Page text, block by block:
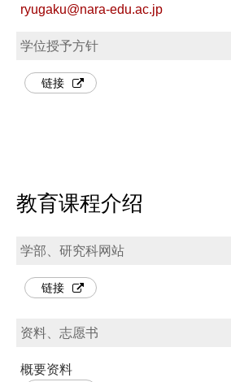
ryugaku@nara-edu.ac.jp
学位授予方针
链接
教育课程介绍
学部、研究科网站
链接
资料、志愿书
概要资料